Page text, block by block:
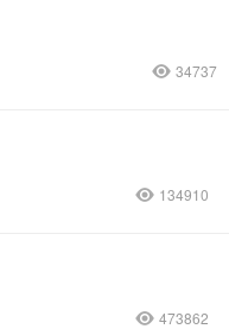
34737
134910
473862